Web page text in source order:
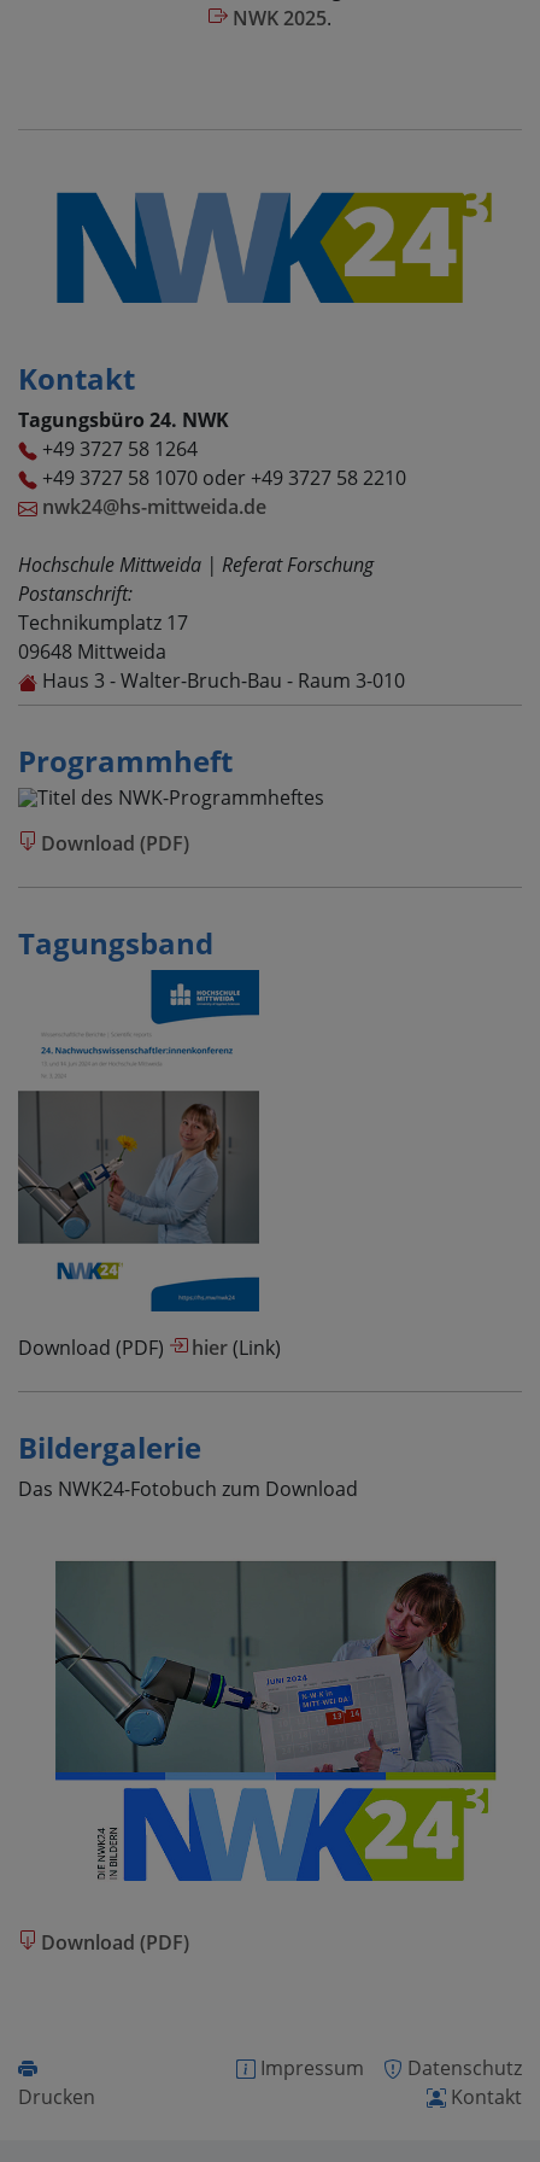
NWK 2025.
Kontakt
Tagungsbüro 24. NWK
+49 3727 58 1264
+49 3727 58 1070 oder +49 3727 58 2210
nwk24@hs-mittweida.de
Hochschule Mittweida | Referat Forschung
Postanschrift:
Technikumplatz 17
09648 Mittweida
Haus 3 - Walter-Bruch-Bau - Raum 3-010
Programmheft
Download (PDF)
Tagungsband
Download (PDF) hier(Link)
Bildergalerie
Das NWK24-Fotobuch zum Download
Download (PDF)
Drucken
Datenschutz
Impressum
Kontakt